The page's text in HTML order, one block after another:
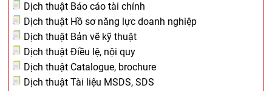
Dịch thuật Báo cáo tài chính
Dịch thuật Hồ sơ năng lực doanh nghiệp
Dịch thuật Bản vẽ kỹ thuật
Dịch thuật Điều lệ, nội quy
Dịch thuật Catalogue, brochure
Dịch thuật Tài liệu MSDS, SDS